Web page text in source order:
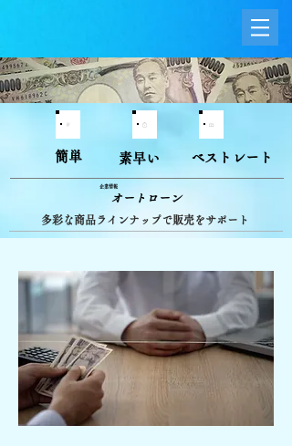
簡単 素早い ベストレート
企業情報
オートローン
多彩な商品ラインナップで販売をサポート